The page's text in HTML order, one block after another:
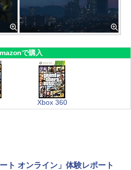
で購入
Xbox 360
ト オンライン」体験レポート